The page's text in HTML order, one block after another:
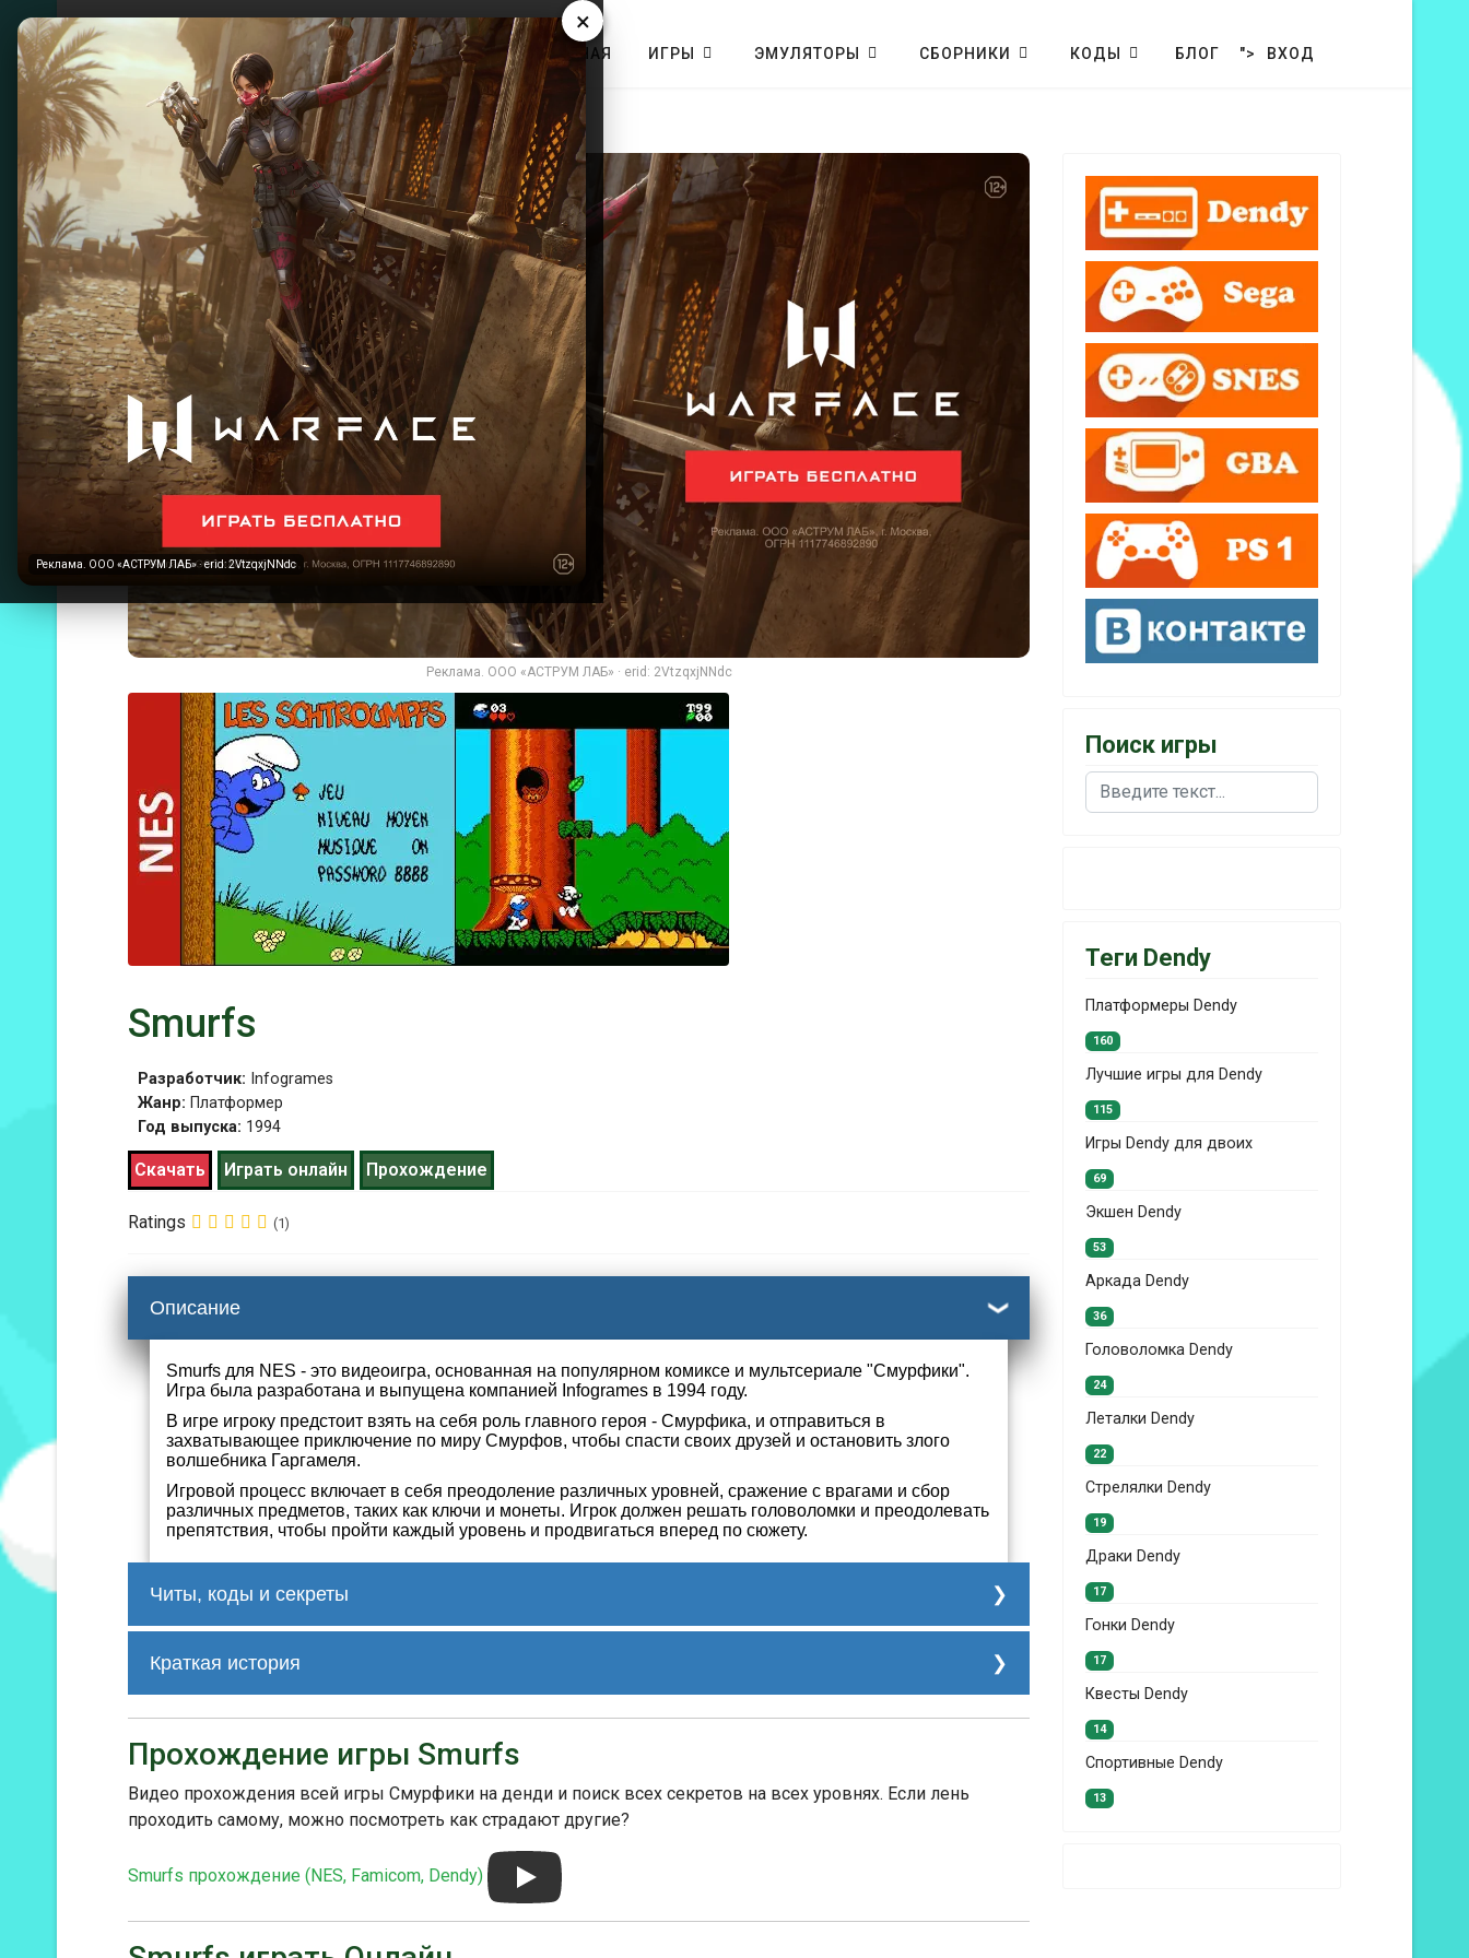
×
Реклама. ООО «АСТРУМ ЛАБ» · erid: 2VtzqxjNNdc
ГЛАВНАЯ ИГРЫ ЭМУЛЯТОРЫ СБОРНИКИ КОДЫ БЛОГ "> ВХОД
Реклама. ООО «АСТРУМ ЛАБ» · erid: 2VtzqxjNNdc
Smurfs
Разработчик: Infogrames
Жанр: Платформер
Год выпуска: 1994
Скачать Играть онлайн Прохождение
Ratings (1)
Описание
Smurfs для NES - это видеоигра, основанная на популярном комиксе и мультсериале "Смурфики".
Игра была разработана и выпущена компанией Infogrames в 1994 году.
В игре игроку предстоит взять на себя роль главного героя - Смурфика, и отправиться в
захватывающее приключение по миру Смурфов, чтобы спасти своих друзей и остановить злого
волшебника Гаргамеля.
Игровой процесс включает в себя преодоление различных уровней, сражение с врагами и сбор
различных предметов, таких как ключи и монеты. Игрок должен решать головоломки и преодолевать
препятствия, чтобы пройти каждый уровень и продвигаться вперед по сюжету.
Читы, коды и секреты
Краткая история
предложила им возможность погрузиться в мир любимых персонажей.
которое позволяет игрокам встретиться с их любимыми синими героями и исследовать мир
Смурфиков.
Прохождение игры Smurfs
Видео прохождения всей игры Смурфики на денди и поиск всех секретов на всех уровнях. Если лень
проходить самому, можно посмотреть как страдают другие?
Smurfs прохождение (NES, Famicom, Dendy)
Поиск игры
Поиск
Теги Dendy
Платформеры Dendy
160
Лучшие игры для Dendy
115
Игры Dendy для двоих
69
Экшен Dendy
53
Аркада Dendy
36
Головоломка Dendy
24
Леталки Dendy
22
Стрелялки Dendy
19
Драки Dendy
17
Гонки Dendy
17
Квесты Dendy
14
Спортивные Dendy
13